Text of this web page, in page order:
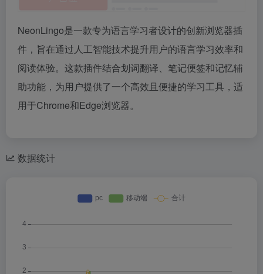
NeonLingo是一款专为语言学习者设计的创新浏览器插
件，旨在通过人工智能技术提升用户的语言学习效率和
阅读体验。这款插件结合划词翻译、笔记便签和记忆辅
助功能，为用户提供了一个高效且便捷的学习工具，适
用于Chrome和Edge浏览器。
数据统计